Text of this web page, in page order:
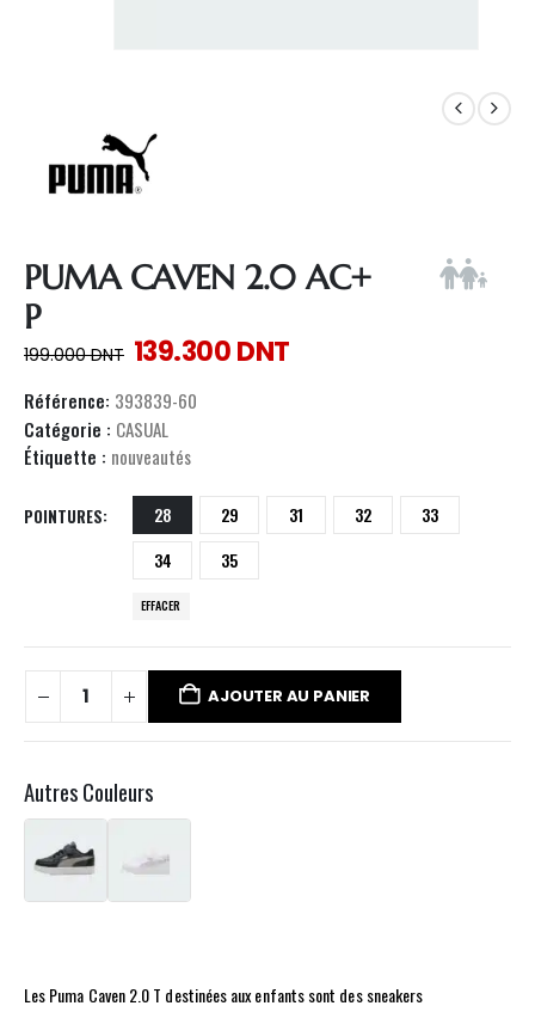
PUMA CAVEN 2.0 AC+
P
199.000DNT 139.300DNT
Référence: 393839-60
Catégorie : CASUAL
Étiquette : nouveautés
POINTURES 28 29 31 32
33
34
35
EFFACER
AJOUTER AU PANIER
Autres Couleurs
Les Puma Caven 2.0 T destinées aux enfants sont des sneakers